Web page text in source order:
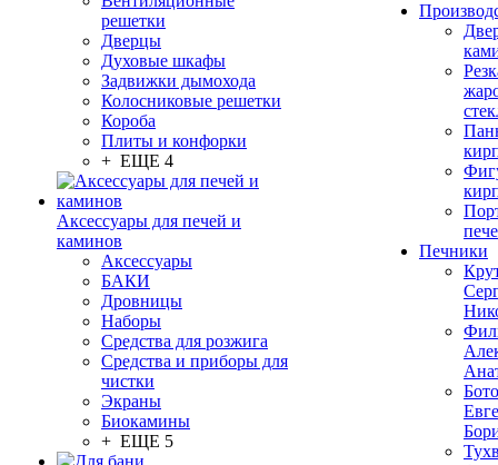
решетки
Дверцы
Духовые шкафы
Задвижки дымохода
Колосниковые решетки
Короба
Плиты и конфорки
+ ЕЩЕ 4
Аксессуары для печей и
каминов
Аксессуары
БАКИ
Дровницы
Наборы
Средства для розжига
Средства и приборы для
чистки
Экраны
Биокамины
+ ЕЩЕ 5
Печники